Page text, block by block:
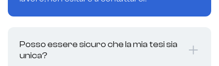
Posso essere sicuro che la mia tesi sia
unica?